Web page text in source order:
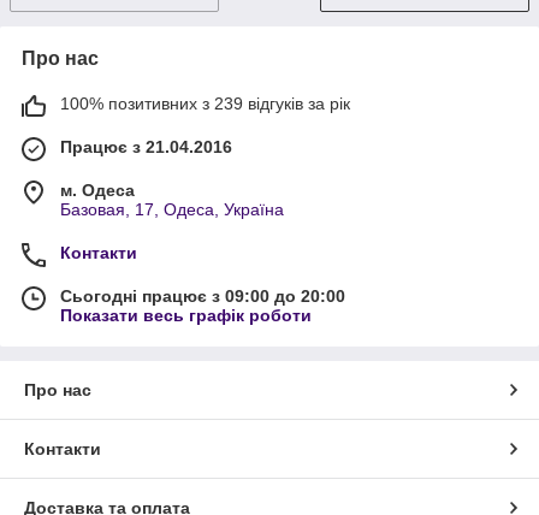
Про нас
100% позитивних з 239 відгуків за рік
Працює з 21.04.2016
м. Одеса
Базовая, 17, Одеса, Україна
Контакти
Сьогодні працює з 09:00 до 20:00
Показати весь графік роботи
Про нас
Контакти
Доставка та оплата